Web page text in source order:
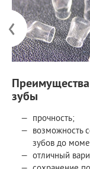
‹
зубы
прочность;
возможность
зубов до
отличный